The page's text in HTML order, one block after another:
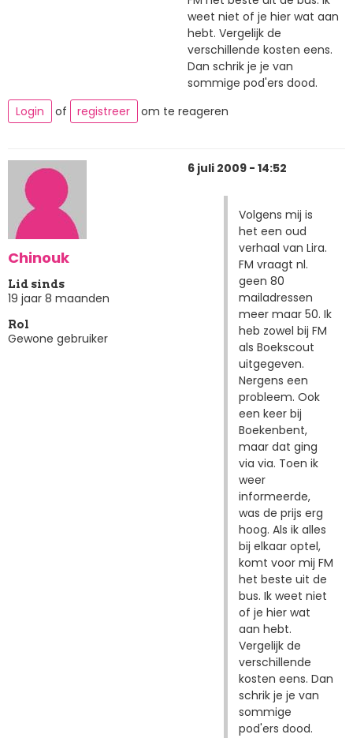
weet niet of je hier wat aan
hebt. Vergelijk de
verschillende kosten eens.
Dan schrik je je van
sommige pod'ers dood.
Login
of registreer om te reageren
Chinouk
Lid sinds
19 jaar 8 maanden
Rol
Gewone gebruiker
6 juli 2009 - 14:52
Volgens mij is
het een oud
verhaal van Lira.
FM vraagt nl.
geen 80
mailadressen
meer maar 50. Ik
heb zowel bij FM
als Boekscout
uitgegeven.
Nergens een
probleem. Ook
een keer bij
Boekenbent,
maar dat ging
via via. Toen ik
weer
informeerde,
was de prijs erg
hoog. Als ik alles
bij elkaar optel,
komt voor mij FM
het beste uit de
bus. Ik weet niet
of je hier wat
aan hebt.
Vergelijk de
verschillende
kosten eens. Dan
schrik je je van
sommige
pod'ers dood.